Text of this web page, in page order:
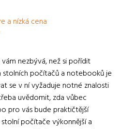
a nízká cena
nezbývá, než si pořídit
počítačů a notebooků je
se v ní vyžaduje notné znalosti
uvědomit, zda vůbec
pro vás bude praktičtější
počítače výkonnější a